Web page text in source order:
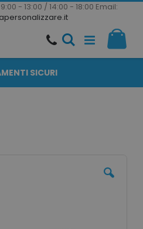
- 13:00 / 14:00 - 18:00 Email:
PRODOTTI
PERSONALIZZABILI
SICURI